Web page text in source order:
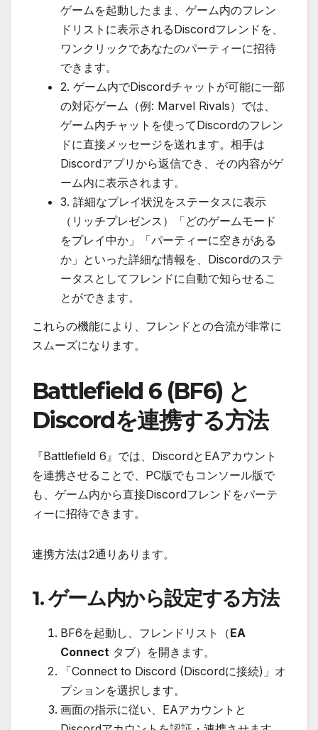
ゲームを起動したまま、ゲーム内のフレン
ドリストに表示されるDiscordフレンドを、
ワンクリックであなたのパーティーに招待
できます。
2. ゲーム内でDiscordチャットが可能に一部
の対応ゲーム（例: Marvel Rivals）では、
ゲーム内チャットを使ってDiscordのフレン
ドに直接メッセージを送れます。相手は
Discordアプリから返信でき、その内容がゲ
ーム内に表示されます。
3. 詳細なプレイ状況をステータスに表示
（リッチプレゼンス）「どのゲームモード
をプレイ中か」「パーティーに空きがある
か」といった詳細な情報を、Discordのステ
ータスとしてフレンドに自動で知らせるこ
とができます。
これらの機能により、フレンドとの合流が非常に
スムーズになります。
Battlefield 6 (BF6) と
Discordを連携する方法
『Battlefield 6』では、DiscordとEAアカウント
を連携させることで、PC版でもコンソール版で
も、ゲーム内から直接Discordフレンドをパーテ
ィーに招待できます。
連携方法は2通りあります。
1. ゲーム内から設定する方法
BF6を起動し、フレンドリスト（EA
Connect タブ）を開きます。
「Connect to Discord (Discordに接続)」オ
プションを選択します。
画面の指示に従い、EAアカウントと